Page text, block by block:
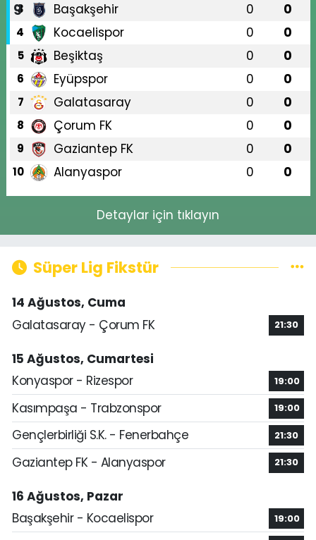
3 Başakşehir 0 0
4 Kocaelispor 0 0
5 Beşiktaş 0 0
6 Eyüpspor 0 0
7 Galatasaray 0 0
8 Çorum FK 0 0
9 Gaziantep FK 0 0
10 Alanyaspor 0 0
Detaylar için tıklayın
Süper Lig Fikstür
14 Ağustos, Cuma
Galatasaray - Çorum FK
21:30
15 Ağustos, Cumartesi
Konyaspor - Rizespor
19:00
Kasımpaşa - Trabzonspor 19:00
Gençlerbirliği S.K. - Fenerbahçe 21:30
Gaziantep FK - Alanyaspor 21:30
16 Ağustos, Pazar
Başakşehir - Kocaelispor
19:00